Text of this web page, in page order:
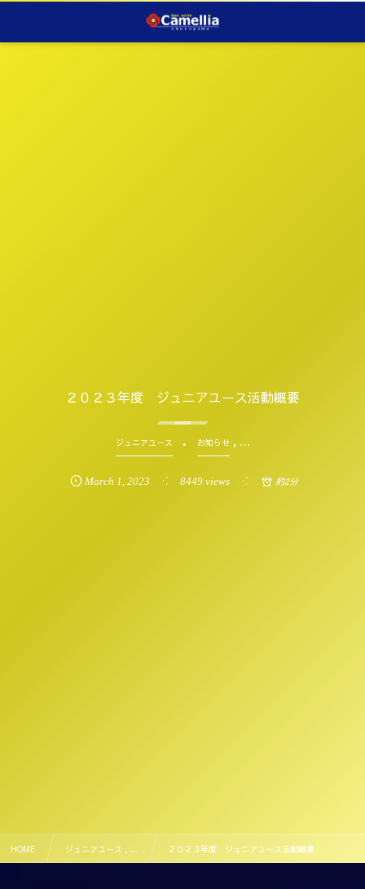
２０２３年度 ジュニアユース活動概要
ジュニアユース お知らせ, …
March 1 ,2023 8449 views 約2分
HOME ジュニアユース , … ２０２３年度 ジュニアユース活動概要